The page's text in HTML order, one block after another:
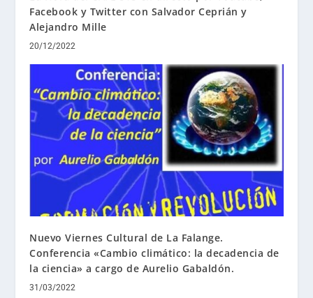
Facebook y Twitter con Salvador Ceprián y
Alejandro Mille
20/12/2022
Nuevo Viernes Cultural de La Falange.
Conferencia «Cambio climático: la decadencia de
la ciencia» a cargo de Aurelio Gabaldón.
31/03/2022